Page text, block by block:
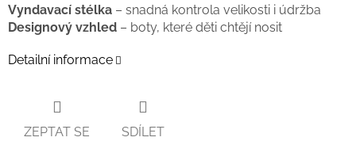
Vyndavací stélka – snadná kontrola velikosti i údržba
Designový vzhled – boty, které děti chtějí nosit
Detailní informace
ZEPTAT SE SDÍLET